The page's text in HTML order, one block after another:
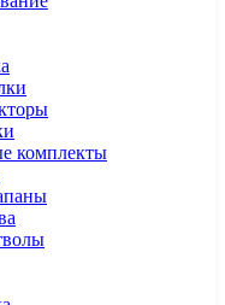
комплекты